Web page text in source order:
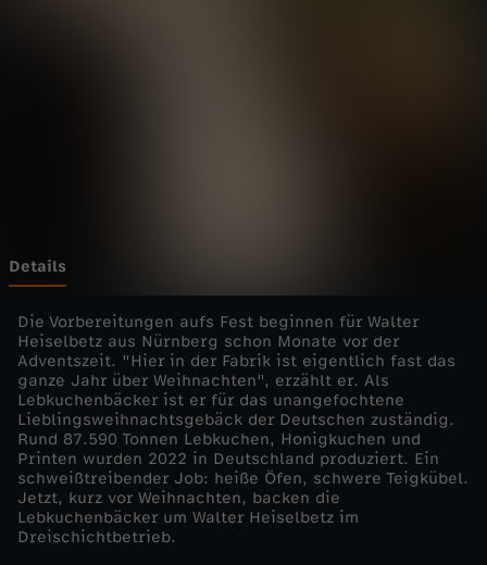
e
-
D
i
e
W
Details
Die Vorbereitungen aufs Fest beginnen für Walter
Heiselbetz aus Nürnberg schon Monate vor der
Adventszeit. "Hier in der Fabrik ist eigentlich fast das
ganze Jahr über Weihnachten", erzählt er. Als
Lebkuchenbäcker ist er für das unangefochtene
Lieblingsweihnachtsgebäck der Deutschen zuständig.
Rund 87.590 Tonnen Lebkuchen, Honigkuchen und
Printen wurden 2022 in Deutschland produziert. Ein
schweißtreibender Job: heiße Öfen, schwere Teigkübel.
Jetzt, kurz vor Weihnachten, backen die
Lebkuchenbäcker um Walter Heiselbetz im
Dreischichtbetrieb.